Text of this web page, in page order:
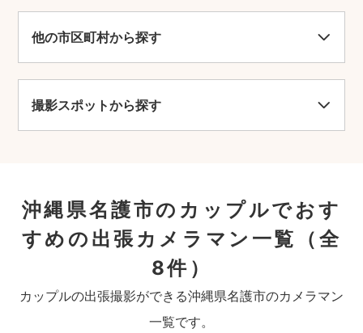
他の市区町村から探す
撮影スポットから探す
沖縄県名護市のカップルでおす
すめの出張カメラマン一覧
（全
8件）
カップルの出張撮影ができる沖縄県名護市のカメラマン
一覧です。